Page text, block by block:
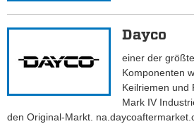
Dayco
einer der
Komponenten
Keilriemen und
Mark IV
den Original-Markt.